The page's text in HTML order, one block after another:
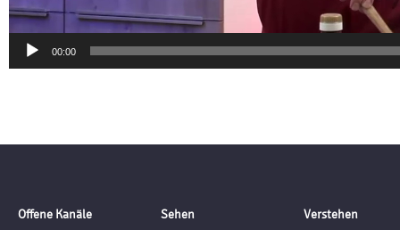
00:00
Offene Kanäle
Sehen
Verstehen